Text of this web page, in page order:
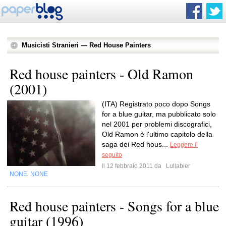
Musicisti Stranieri — Red House Painters
Red house painters - Old Ramon
(2001)
(ITA) Registrato poco dopo Songs
for a blue guitar, ma pubblicato solo
nel 2001 per problemi discografici,
Old Ramon è l'ultimo capitolo della
saga dei Red hous...
Leggere il
seguito
Il 12 febbraio 2011 da
Lullabier
NONE NONE
Red house painters - Songs for a blue
guitar (1996)